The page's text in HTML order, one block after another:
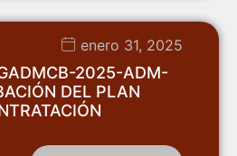
enero 31, 2025
2025-ADM-
DEL PLAN